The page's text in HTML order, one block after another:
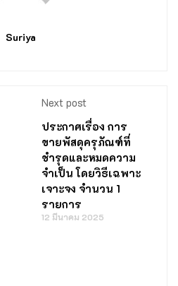
Suriya
Next post
ประกาศเรื่อง การ
ขายพัสดุครุภัณฑ์ที่
ชำรุดและหมดความ
จำเป็น โดยวิธีเฉพาะ
เจาะจง จำนวน 1
รายการ
12 มีนาคม 2025